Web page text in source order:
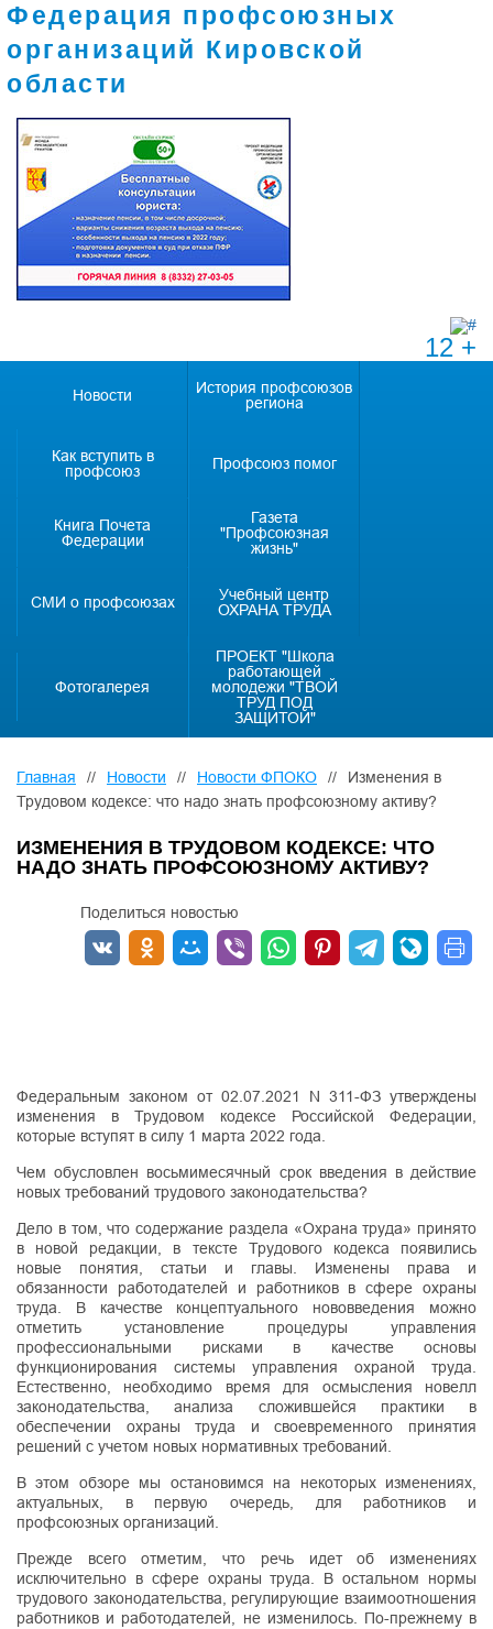
Федерация профсоюзных
организаций Кировской
области
12 +
Новости
История профсоюзов
региона
Как вступить в
профсоюз
Профсоюз помог
Книга Почета
Федерации
Газета
"Профсоюзная
жизнь"
СМИ о профсоюзах
Учебный центр
ОХРАНА ТРУДА
Фотогалерея
ПРОЕКТ "Школа
работающей
молодежи "ТВОЙ
ТРУД ПОД
ЗАЩИТОЙ"
Главная // Новости // Новости ФПОКО //
Изменения в
Трудовом кодексе: что надо знать профсоюзному активу?
ИЗМЕНЕНИЯ В ТРУДОВОМ КОДЕКСЕ: ЧТО
НАДО ЗНАТЬ ПРОФСОЮЗНОМУ АКТИВУ?
Поделиться новостью
Федеральным законом от 02.07.2021 N 311-ФЗ утверждены
изменения в Трудовом кодексе Российской Федерации,
которые вступят в силу 1 марта 2022 года.
Чем обусловлен восьмимесячный срок введения в действие
новых требований трудового законодательства?
Дело в том, что содержание раздела «Охрана труда» принято
в новой редакции, в тексте Трудового кодекса появились
новые понятия, статьи и главы. Изменены права и
обязанности работодателей и работников в сфере охраны
труда. В качестве концептуального нововведения можно
отметить установление процедуры управления
профессиональными рисками в качестве основы
функционирования системы управления охраной труда.
Естественно, необходимо время для осмысления новелл
законодательства, анализа сложившейся практики в
обеспечении охраны труда и своевременного принятия
решений с учетом новых нормативных требований.
В этом обзоре мы остановимся на некоторых изменениях,
актуальных, в первую очередь, для работников и
профсоюзных организаций.
Прежде всего отметим, что речь идет об изменениях
исключительно в сфере охраны труда. В остальном нормы
трудового законодательства, регулирующие взаимоотношения
работников и работодателей, не изменилось. По-прежнему в